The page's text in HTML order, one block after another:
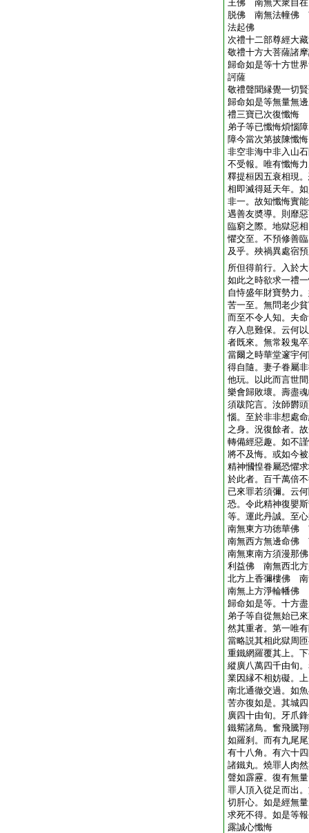
王佛 南無大衆自
脱佛 南無法幢佛
法起佛
次禮十二部尊經大
敬禮十方大菩薩諸
歸命如是等十方世
訶薩
敬禮聲聞縁覺一切
歸命如是等無量無
禮三寶已次復懺悔
弟子等已懺悔煩惱
障今當次第披陳懺
非空非海中非入山
不受報。唯有懺悔
釋提桓因五衰相現
相即滅得延天年。
非一。故知懺悔實
遇善友奬導。則靡
臨窮之際。地獄惡
懼交至。不預修善
及乎。殃禍異處宿
所但得前行。入於大
如此之時欲求一禮
自恃盛年財寶勢力
苦一至。無問老少
而至不令人知。夫
存入息難保。云何
者既來。無常殺鬼
當爾之時華堂邃宇
得自隨。妻子眷屬
他玩。以此而言世
樂會歸敗壞。壽盡
須跋陀言。汝師欝
惱。至於非非想處
之身。況復餘者。
轉備經惡趣。如不
將不及悔。或如今
精神慖惶眷屬恐懼
於此者。百千萬倍
已來罪若須彌。云
恐。令此精神復嬰
等。運此丹誠。至
南無東方功徳華佛
南無西方無邊命佛
南無東南方須漫那
利益佛 南無西北
北方上香彌樓佛 南
南無上方淨輪幡佛
歸命如是等。十方
弟子等自從無始已
然其重者。第一唯
當略説其相此獄周
重鐵網羅覆其上。
縱廣八萬四千由旬
業因縁不相妨礙。
南北通徹交過。如
苦亦復如是。其城
廣四十由旬。牙爪
鐵觜諸鳥。奮飛騰
如羅刹。而有九尾
有十八角。有六十
諸鐵丸。燒罪人肉
聲如霹靂。復有無
罪人頂入從足而出
切肝心。如是經無
求死不得。如是等
露誠心懺悔